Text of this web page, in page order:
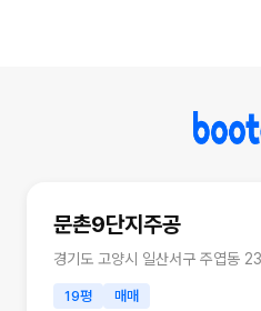
문촌9단지주공
경기도 고양시 일산서구 주엽동 23
19평 매매